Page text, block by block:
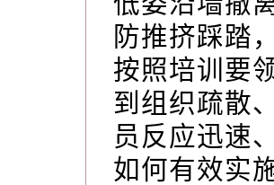
防推挤踩踏
按照培训要
到组织疏散
员反应迅速
如何有效实